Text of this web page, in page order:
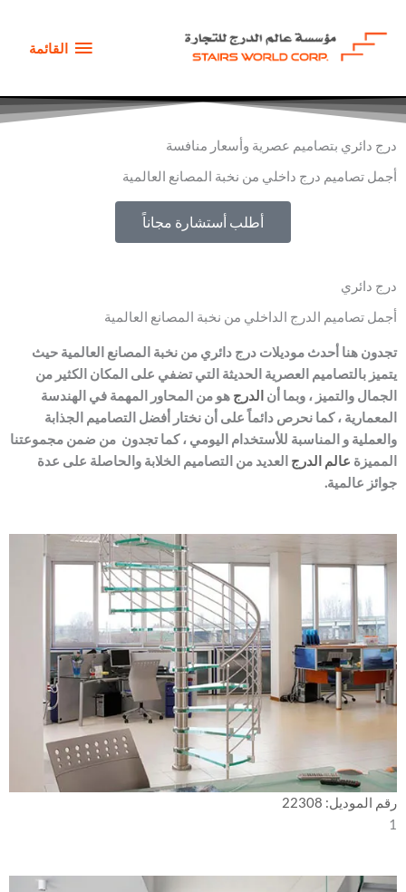
المحتوى
القائمة
درج دائري بتصاميم عصرية وأسعار منافسة
أجمل تصاميم درج داخلي من نخبة المصانع العالمية
أطلب أستشارة مجاناً
درج دائري
أجمل تصاميم الدرج الداخلي من نخبة المصانع العالمية
تجدون هنا أحدث موديلات درج دائري من نخبة المصانع العالمية حيث
يتميز بالتصاميم العصرية الحديثة التي تضفي على المكان الكثير من
الجمال والتميز ، وبما أن الدرج هو من المحاور المهمة في الهندسة
المعمارية ، كما نحرص دائماً على أن نختار أفضل التصاميم الجذابة
والعملية و المناسبة للأستخدام اليومي ، كما تجدون من ضمن مجموعتنا
المميزة عالم الدرج العديد من التصاميم الخلابة والحاصلة على عدة
جوائز عالمية.
رقم الموديل: 22308
1